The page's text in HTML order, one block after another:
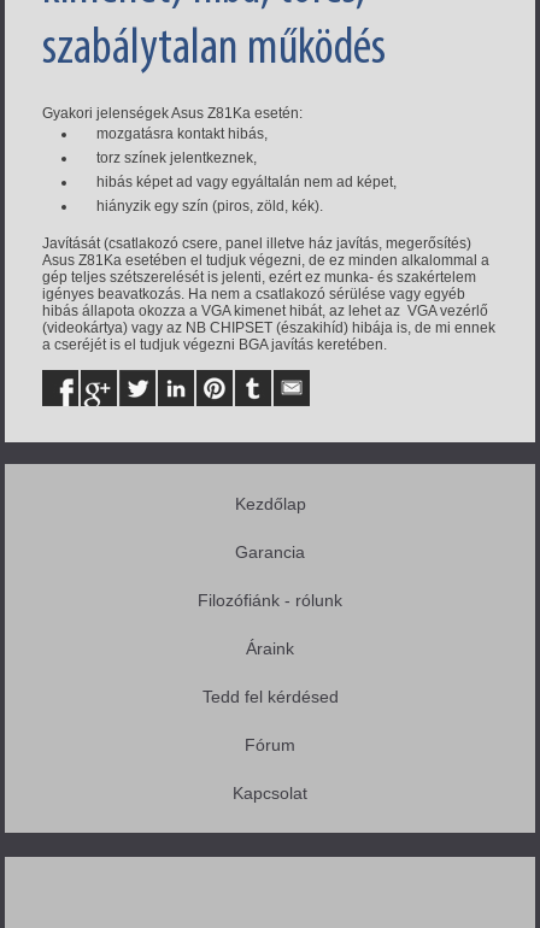
szabálytalan működés
Gyakori jelenségek Asus Z81Ka esetén:
mozgatásra kontakt hibás,
torz színek jelentkeznek,
hibás képet ad vagy egyáltalán nem ad képet,
hiányzik egy szín (piros, zöld, kék).
Javítását (csatlakozó csere, panel illetve ház javítás, megerősítés)
Asus Z81Ka esetében el tudjuk végezni, de ez minden alkalommal a
gép teljes szétszerelését is jelenti, ezért ez munka- és szakértelem
igényes beavatkozás. Ha nem a csatlakozó sérülése vagy egyéb
hibás állapota okozza a VGA kimenet hibát, az lehet az VGA vezérlő
(videokártya) vagy az NB CHIPSET (északihíd) hibája is, de mi ennek
a cseréjét is el tudjuk végezni BGA javítás keretében.
Kezdőlap
Garancia
Filozófiánk - rólunk
Áraink
Tedd fel kérdésed
Fórum
Kapcsolat